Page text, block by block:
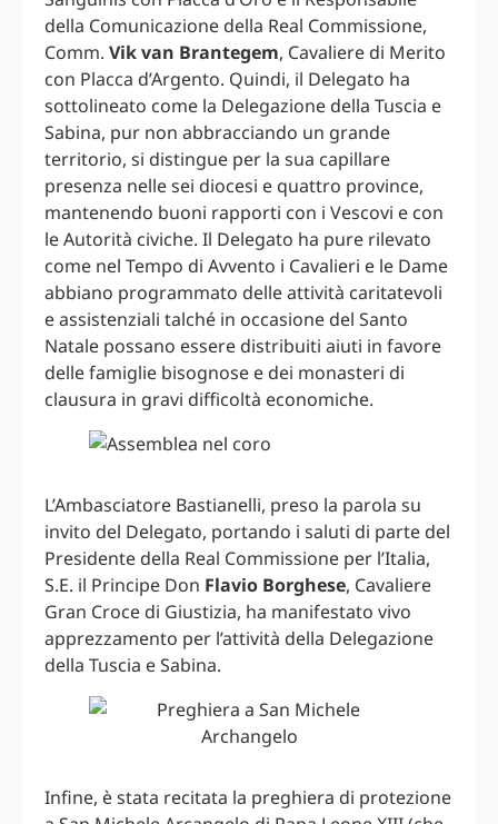
della Comunicazione della Real Commissione,
Comm. Vik van Brantegem, Cavaliere di Merito
con Placca d’Argento. Quindi, il Delegato ha
sottolineato come la Delegazione della Tuscia e
Sabina, pur non abbracciando un grande
territorio, si distingue per la sua capillare
presenza nelle sei diocesi e quattro province,
mantenendo buoni rapporti con i Vescovi e con
le Autorità civiche. Il Delegato ha pure rilevato
come nel Tempo di Avvento i Cavalieri e le Dame
abbiano programmato delle attività caritatevoli
e assistenziali talché in occasione del Santo
Natale possano essere distribuiti aiuti in favore
delle famiglie bisognose e dei monasteri di
clausura in gravi difficoltà economiche.
L’Ambasciatore Bastianelli, preso la parola su
invito del Delegato, portando i saluti di parte del
Presidente della Real Commissione per l’Italia,
S.E. il Principe Don Flavio Borghese, Cavaliere
Gran Croce di Giustizia, ha manifestato vivo
apprezzamento per l’attività della Delegazione
della Tuscia e Sabina.
Infine, è stata recitata la preghiera di protezione